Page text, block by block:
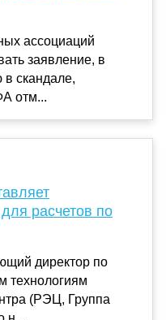
ассоциаций
заявление, в
в скандале,
отм...
расчетов по
директор по
технологиям
(РЭЦ, Группа